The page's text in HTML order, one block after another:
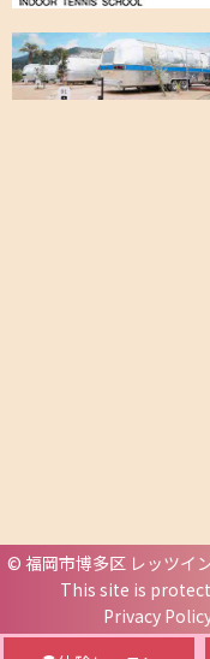
© 福岡市博多区 レッツイ
This site is
Privacy